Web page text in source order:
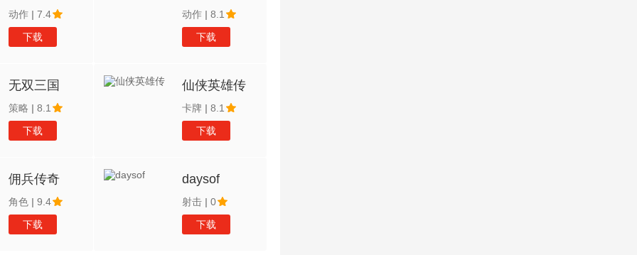
动作 | 7.4
下载
动作 | 8.1
下载
无双三国
策略 | 8.1
下载
仙侠英雄传
卡牌 | 8.1
下载
佣兵传奇
角色 | 9.4
下载
daysof
射击 | 0
下载